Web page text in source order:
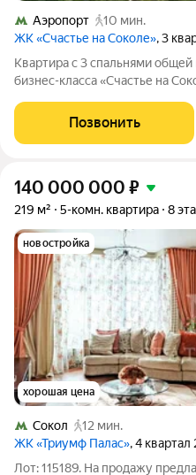
Аэропорт
10 мин.
ЖК «Счастье на Соколе», 3
Квартира с 3 спальнями
бизнес-класса «Счастье на
спланировать кухню-
гардеробные и холл. Четыре
Позвонить
140 000 000 ₽
219 м² 5-комн. квартира 8
новостройка
хорошая цена
Сокол
12 мин.
ЖК «Триумф Палас», 4
Лот: 115189. На продажу